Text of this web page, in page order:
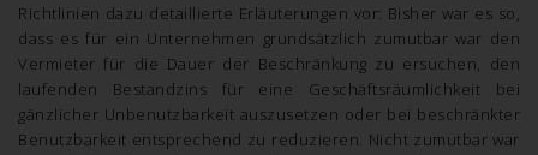
Richtlinien dazu detaillierte Erläuterungen vor: Bisher war es so,
dass es für ein Unternehmen grundsätzlich zumutbar war den
Vermieter für die Dauer der Beschränkung zu ersuchen, den
laufenden Bestandzins für eine Geschäftsräumlichkeit bei
gänzlicher Unbenutzbarkeit auszusetzen oder bei beschränkter
Benutzbarkeit entsprechend zu reduzieren. Nicht zumutbar war